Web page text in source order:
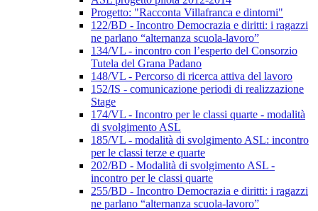
Progetto: "Racconta Villafranca e dintorni"
122/BD - Incontro Democrazia e diritti: i ragazzi
ne parlano “alternanza scuola-lavoro”
134/VL - incontro con l’esperto del Consorzio
Tutela del Grana Padano
148/VL - Percorso di ricerca attiva del lavoro
152/IS - comunicazione periodi di realizzazione
Stage
174/VL - Incontro per le classi quarte - modalità
di svolgimento ASL
185/VL - modalità di svolgimento ASL: incontro
per le classi terze e quarte
202/BD - Modalità di svolgimento ASL -
incontro per le classi quarte
255/BD - Incontro Democrazia e diritti: i ragazzi
ne parlano “alternanza scuola-lavoro”